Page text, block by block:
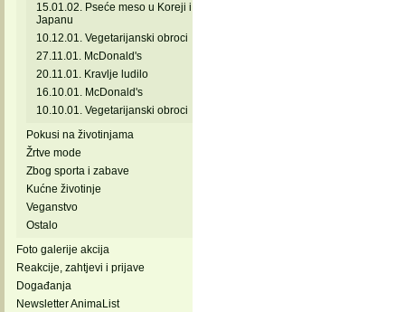
15.01.02. Pseće meso u Koreji i
Japanu
10.12.01. Vegetarijanski obroci
27.11.01. McDonald's
20.11.01. Kravlje ludilo
16.10.01. McDonald's
10.10.01. Vegetarijanski obroci
Pokusi na životinjama
Žrtve mode
Zbog sporta i zabave
Kućne životinje
Veganstvo
Ostalo
Foto galerije akcija
Reakcije, zahtjevi i prijave
Događanja
Newsletter AnimaList